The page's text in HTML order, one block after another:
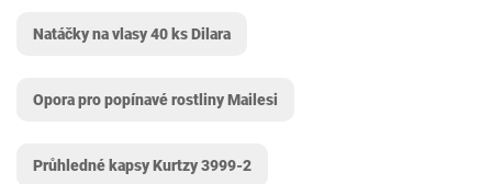
Natáčky na vlasy 40 ks Dilara
Opora pro popínavé rostliny Mailesi
Průhledné kapsy Kurtzy 3999-2